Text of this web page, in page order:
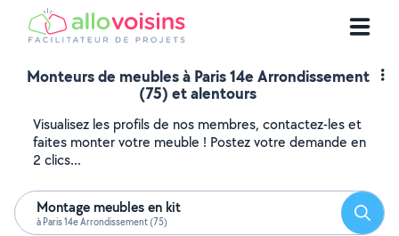
Monteurs de meubles à Paris 14e Arrondissement
(75) et alentours
Visualisez les profils de nos membres, contactez-les et
faites monter votre meuble ! Postez votre demande en
2 clics...
Montage meubles en kit
à Paris 14e Arrondissement (75)